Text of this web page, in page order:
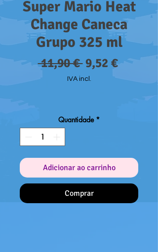
Super Mario Heat
Change Caneca
Grupo 325 ml
11,90 € Preço
normal
9,52 €Preço
IVA incl.
Quantidade *
Adicionar ao carrinho
Comprar